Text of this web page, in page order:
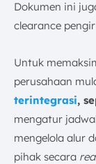
Dokumen ini
clearance
Untuk
perusahaan
terintegrasi,
mengatur
mengelola alur
pihak secara